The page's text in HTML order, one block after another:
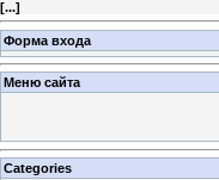
[...]
Форма входа
Меню сайта
Categories